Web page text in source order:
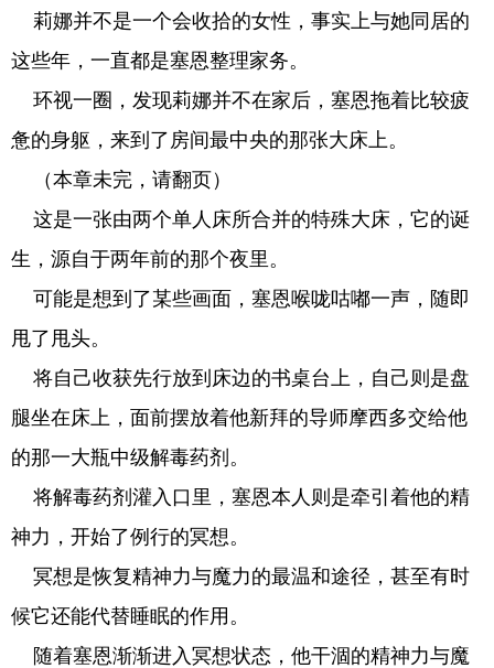
莉娜并不是一个会收拾的女性，事实上与她同居的
这些年，一直都是塞恩整理家务。
环视一圈，发现莉娜并不在家后，塞恩拖着比较疲
惫的身躯，来到了房间最中央的那张大床上。
（本章未完，请翻页）
这是一张由两个单人床所合并的特殊大床，它的诞
生，源自于两年前的那个夜里。
可能是想到了某些画面，塞恩喉咙咕嘟一声，随即
甩了甩头。
将自己收获先行放到床边的书桌台上，自己则是盘
腿坐在床上，面前摆放着他新拜的导师摩西多交给他
的那一大瓶中级解毒药剂。
将解毒药剂灌入口里，塞恩本人则是牵引着他的精
神力，开始了例行的冥想。
冥想是恢复精神力与魔力的最温和途径，甚至有时
候它还能代替睡眠的作用。
随着塞恩渐渐进入冥想状态，他干涸的精神力与魔